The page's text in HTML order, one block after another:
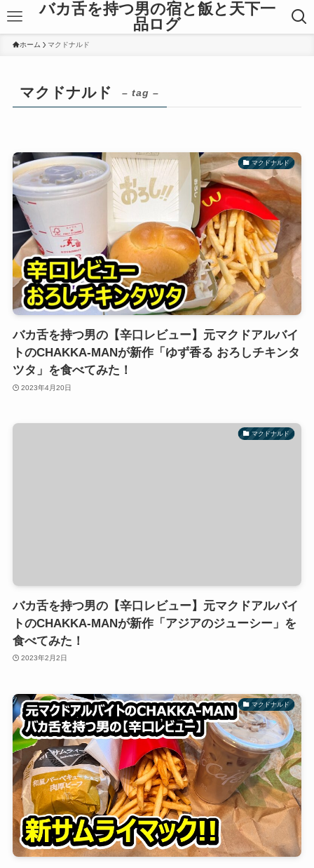
バカ舌を持つ男の宿と飯と天下一
品ログ
ホーム マクドナルド
マクドナルド – tag –
マクドナルド
バカ舌を持つ男の【辛口レビュー】元マクドアルバイ
トのCHAKKA-MANが新作「ゆず香る おろしチキンタ
ツタ」を食べてみた！
2023年4月20日
マクドナルド
バカ舌を持つ男の【辛口レビュー】元マクドアルバイ
トのCHAKKA-MANが新作「アジアのジューシー」を
食べてみた！
2023年2月2日
マクドナルド